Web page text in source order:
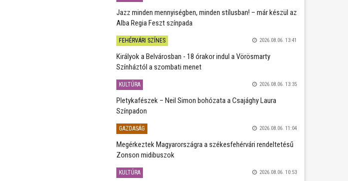
Jazz minden mennyiségben, minden stílusban! – már készül az
Alba Regia Feszt színpada
FEHÉRVÁRI SZÍNES 2026.08.06. 13:41
Királyok a Belvárosban - 18 órakor indul a Vörösmarty
Színháztól a szombati menet
KULTÚRA 2026.08.06. 13:35
Pletykafészek – Neil Simon bohózata a Csajághy Laura
Színpadon
GAZDASÁG 2026.08.06. 11:04
Megérkeztek Magyarországra a székesfehérvári rendeltetésű
Zonson midibuszok
KULTÚRA 2026.08.06. 10:53